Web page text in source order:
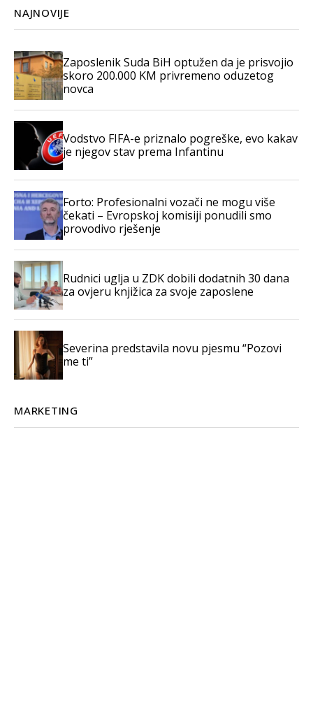
NAJNOVIJE
Zaposlenik Suda BiH optužen da je prisvojio
skoro 200.000 KM privremeno oduzetog
novca
Vodstvo FIFA-e priznalo pogreške, evo kakav
je njegov stav prema Infantinu
Forto: Profesionalni vozači ne mogu više
čekati – Evropskoj komisiji ponudili smo
provodivo rješenje
Rudnici uglja u ZDK dobili dodatnih 30 dana
za ovjeru knjižica za svoje zaposlene
Severina predstavila novu pjesmu “Pozovi
me ti”
MARKETING